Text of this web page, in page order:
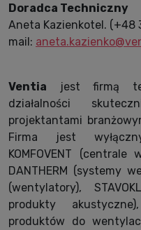
Doradca Techniczny
Aneta Kazienkotel. (+48
mail:
Ventia jest firmą
działalności
projektantami
Firma jest
KOMFOVENT
DANTHERM (systemy
(wentylatory),
produkty
produktów do